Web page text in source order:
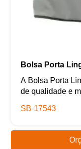
Bolsa Porta
A Bolsa Porta
de qualidade e
SB-17543